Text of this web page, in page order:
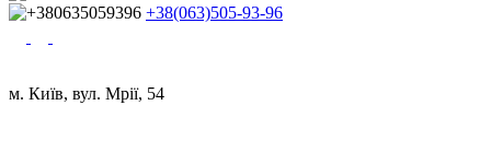
+38(063)505-93-96
м. Київ, вул. Мрії, 54